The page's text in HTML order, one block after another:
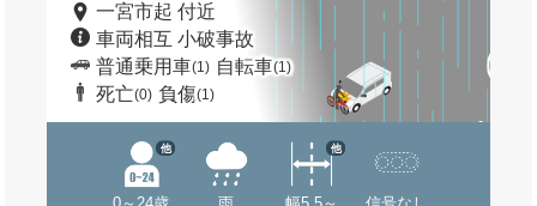
一宮市起 付近
車両相互 小破事故
普通乗用車(1) 自転車(1)
死亡(0) 負傷(1)
他 他